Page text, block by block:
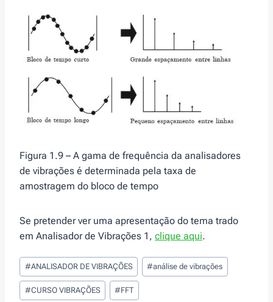
Figura 1.9 – A gama de frequência da analisadores
de vibrações é determinada pela taxa de
amostragem do bloco de tempo
Se pretender ver uma apresentação do tema trado
em Analisador de Vibrações 1, clique aqui.
Post
Tags:
#ANALISADOR DE VIBRAÇÕES #análise de vibrações
#CURSO VIBRAÇÕES #FFT